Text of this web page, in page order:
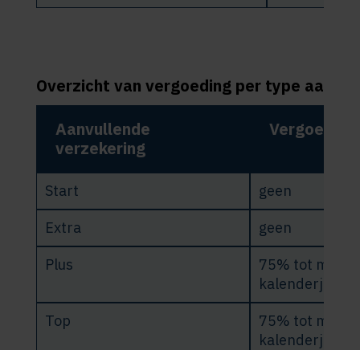
Overzicht van vergoeding per type
Aanvullende
verzekering
Vergoeding
Start
geen
Extra
geen
Plus
75% tot
kalenderjaar
Top
75% tot
kalenderjaar